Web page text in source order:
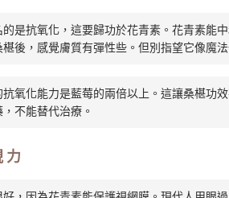
是抗氧化，這要歸功於花青素。花青素能
後，感覺膚質有彈性些。但別指望它像魔
氧化能力是藍莓的兩倍以上。這讓桑椹功
不能替代治療。